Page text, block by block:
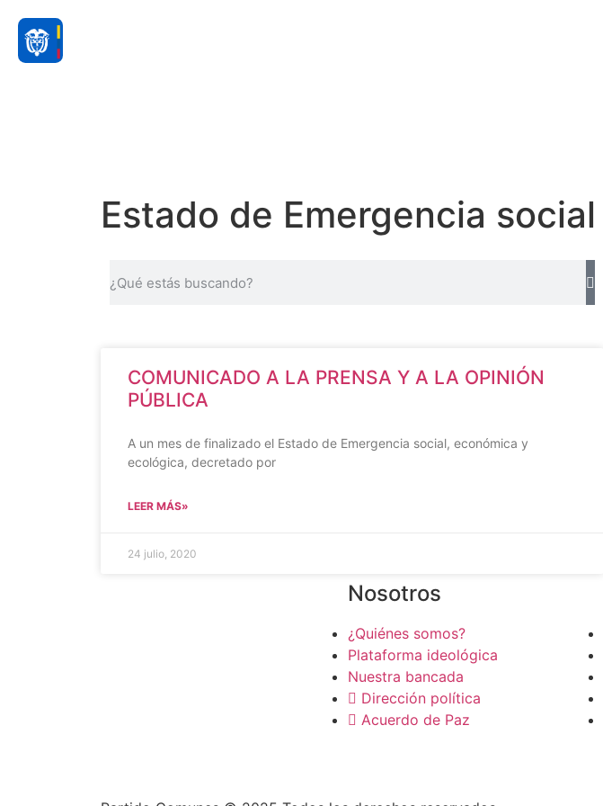
Estado de Emergencia social
COMUNICADO A LA PRENSA Y A LA OPINIÓN
PÚBLICA
A un mes de finalizado el Estado de Emergencia social, económica y
ecológica, decretado por
LEER MÁS»
24 julio, 2020
Nosotros
¿Quiénes somos?
Plataforma ideológica
Nuestra bancada
Dirección política
Acuerdo de Paz